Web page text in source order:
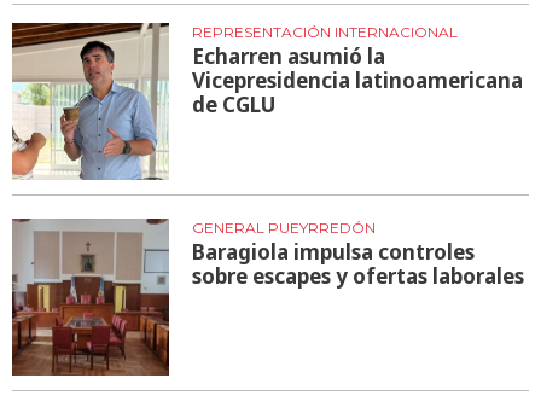
REPRESENTACIÓN INTERNACIONAL
Echarren asumió la
Vicepresidencia latinoamericana
de CGLU
GENERAL PUEYRREDÓN
Baragiola impulsa controles
sobre escapes y ofertas laborales